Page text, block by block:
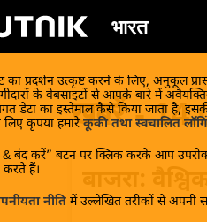
भारत
का प्रदर्शन उत्कृष्ट करने के लिए, अनुकूल
के वेबसाइटों से आपके बारे में
डेटा का इस्तेमाल कैसे किया जाता है,
लिए कृपया हमारे कूकी तथा स्वचालित
& बंद करें” बटन पर क्लिक करके आप
करते हैं।
नीति में उल्लेखित तरीकों से अपनी
खबरें -